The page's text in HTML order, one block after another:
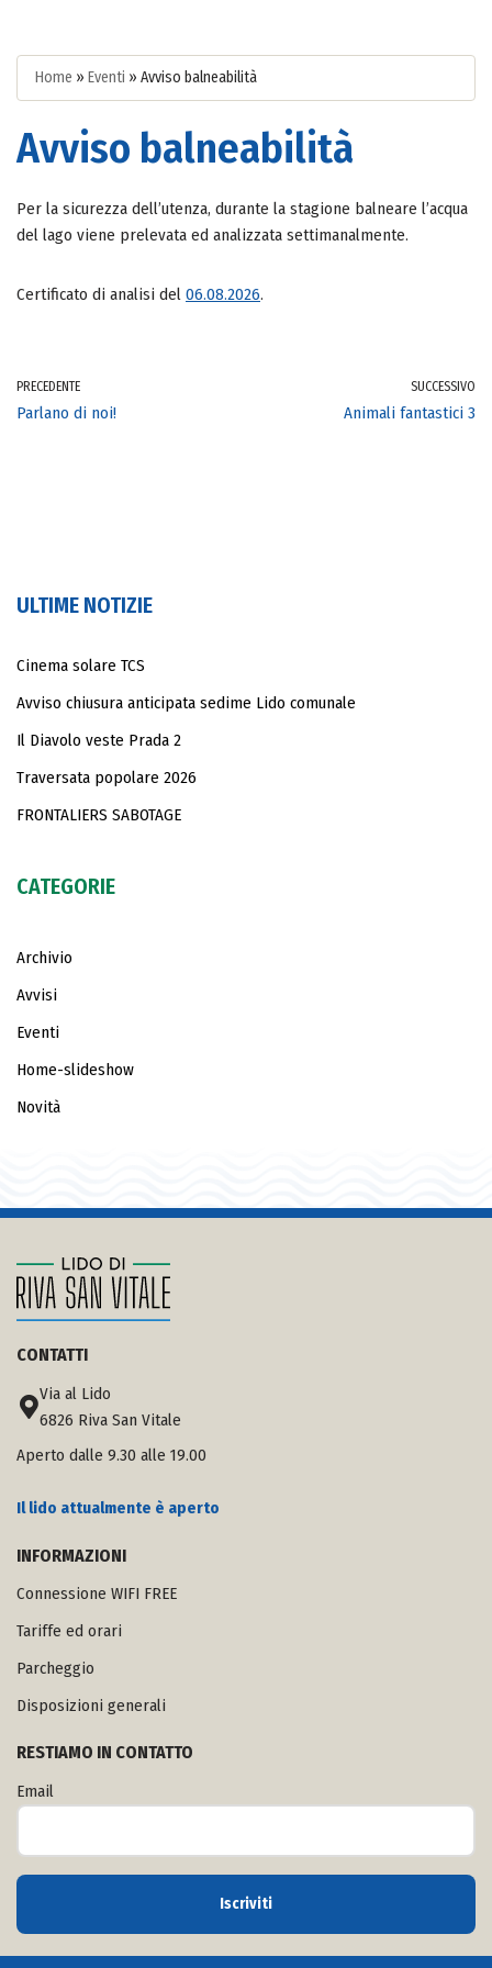
Home » Eventi » Avviso balneabilità
Avviso balneabilità
Per la sicurezza dell’utenza, durante la stagione balneare l’acqua
del lago viene prelevata ed analizzata settimanalmente.
Certificato di analisi del 06.08.2026.
PRECEDENTE
Parlano di noi!
SUCCESSIVO
Animali fantastici 3
ULTIME NOTIZIE
Cinema solare TCS
Avviso chiusura anticipata sedime Lido comunale
Il Diavolo veste Prada 2
Traversata popolare 2026
FRONTALIERS SABOTAGE
CATEGORIE
Archivio
Avvisi
Eventi
Home-slideshow
Novità
CONTATTI
Via al Lido
6826 Riva San Vitale
Aperto dalle 9.30 alle 19.00
Il lido attualmente è aperto
INFORMAZIONI
Connessione WIFI FREE
Tariffe ed orari
Parcheggio
Disposizioni generali
RESTIAMO IN CONTATTO
Email